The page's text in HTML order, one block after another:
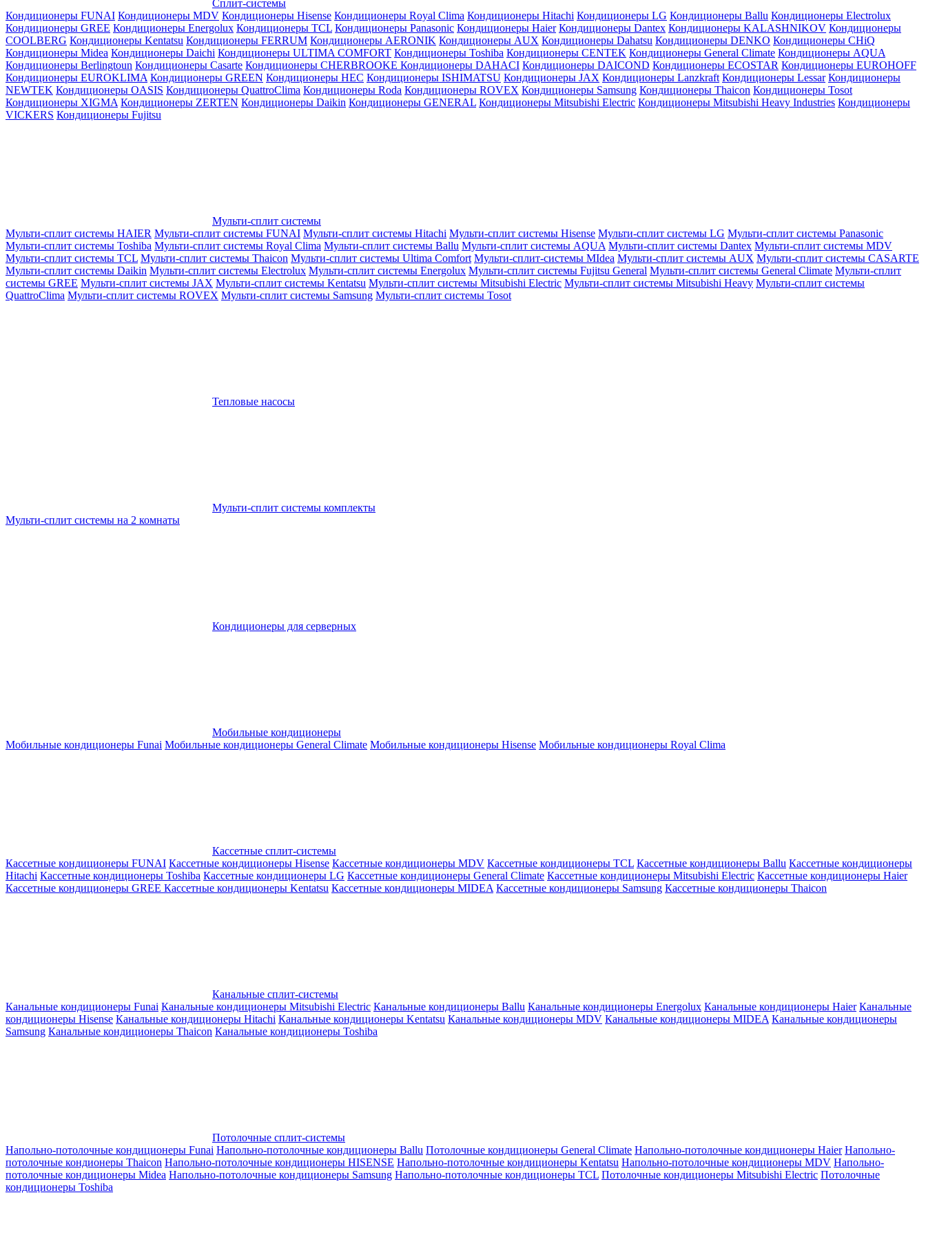
Сплит-системы
Кондиционеры FUNAI Кондиционеры MDV Кондиционеры Hisense Кондиционеры Royal Clima Кондиционеры Hitachi Кондиционеры LG Кондиционеры Ballu Кондиционеры Electrolux
Кондиционеры GREE Кондиционеры Energolux Кондиционеры TCL Кондиционеры Panasonic Кондиционеры Haier Кондиционеры Dantex Кондиционеры KALASHNIKOV Кондиционеры
СOOLBERG Кондиционеры Kentatsu Кондиционеры FERRUM Кондиционеры AERONIK Кондиционеры AUX Кондиционеры Dahatsu Кондиционеры DENKO Кондиционеры CHiQ
Кондиционеры Midea Кондиционеры Daichi Кондиционеры ULTIMA COMFORT Кондиционеры Toshiba Кондиционеры CENTEK Кондиционеры General Climate Кондиционеры AQUA
Кондиционеры Berlingtoun Кондиционеры Casarte Кондиционеры CHERBROOKE Кондиционеры DAHACI Кондиционеры DAICOND Кондиционеры ECOSTAR Кондиционеры EUROHOFF
Кондиционеры EUROKLIMA Кондиционеры GREEN Кондиционеры HEC Кондиционеры ISHIMATSU Кондиционеры JAX Кондиционеры Lanzkraft Кондиционеры Lessar Кондиционеры
NEWTEK Кондиционеры OASIS Кондиционеры QuattroClima Кондиционеры Roda Кондиционеры ROVEX Кондиционеры Samsung Кондиционеры Thaicon Кондиционеры Tosot
Кондиционеры XIGMA Кондиционеры ZERTEN Кондиционеры Daikin Кондиционеры GENERAL Кондиционеры Mitsubishi Electric Кондиционеры Mitsubishi Heavy Industries Кондиционеры
VICKERS Кондиционеры Fujitsu
Мульти-сплит системы
Мульти-сплит системы HAIER Мульти-сплит системы FUNAI Мульти-сплит системы Hitachi Мульти-сплит системы Hisense Мульти-сплит системы LG Мульти-сплит системы Panasonic
Мульти-сплит системы Toshiba Мульти-сплит системы Royal Clima Мульти-сплит системы Ballu Мульти-сплит системы AQUA Мульти-сплит системы Dantex Мульти-сплит системы MDV
Мульти-сплит системы TCL Мульти-сплит системы Thaicon Мульти-сплит системы Ultima Comfort Мульти-сплит-системы MIdea Мульти-сплит системы AUX Мульти-сплит системы CASARTE
Мульти-сплит системы Daikin Мульти-сплит системы Electrolux Мульти-сплит системы Energolux Мульти-сплит системы Fujitsu General Мульти-сплит системы General Climate Мульти-сплит
системы GREE Мульти-сплит системы JAX Мульти-сплит системы Kentatsu Мульти-сплит системы Mitsubishi Electric Мульти-сплит системы Mitsubishi Heavy Мульти-сплит системы
QuattroClima Мульти-сплит системы ROVEX Мульти-сплит системы Samsung Мульти-сплит системы Tosot
Тепловые насосы
Мульти-сплит системы комплекты
Мульти-сплит системы на 2 комнаты
Кондиционеры для серверных
Мобильные кондиционеры
Мобильные кондиционеры Funai Мобильные кондиционеры General Climate Мобильные кондиционеры Hisense Мобильные кондиционеры Royal Clima
Кассетные сплит-системы
Кассетные кондиционеры FUNAI Кассетные кондиционеры Hisense Кассетные кондиционеры MDV Кассетные кондиционеры TCL Кассетные кондиционеры Ballu Кассетные кондиционеры
Hitachi Кассетные кондиционеры Toshiba Кассетные кондиционеры LG Кассетные кондиционеры General Climate Кассетные кондиционеры Mitsubishi Electric Кассетные кондиционеры Haier
Кассетные кондиционеры GREE Кассетные кондиционеры Kentatsu Кассетные кондиционеры MIDEA Кассетные кондиционеры Samsung Кассетные кондиционеры Thaicon
Канальные сплит-системы
Канальные кондиционеры Funai Канальные кондиционеры Mitsubishi Electric Канальные кондиционеры Ballu Канальные кондиционеры Energolux Канальные кондиционеры Haier Канальные
кондиционеры Hisense Канальные кондиционеры Hitachi Канальные кондиционеры Kentatsu Канальные кондиционеры MDV Канальные кондиционеры MIDEA Канальные кондиционеры
Samsung Канальные кондиционеры Thaicon Канальные кондиционеры Toshiba
Потолочные сплит-системы
Напольно-потолочные кондиционеры Funai Напольно-потолочные кондиционеры Ballu Потолочные кондиционеры General Climate Напольно-потолочные кондиционеры Haier Напольно-
потолочные кондионеры Thaicon Напольно-потолочные кондиционеры HISENSE Напольно-потолочные кондиционеры Kentatsu Напольно-потолочные кондиционеры MDV Напольно-
потолочные кондиционеры Midea Напольно-потолочные кондиционеры Samsung Напольно-потолочные кондиционеры TCL Потолочные кондиционеры Mitsubishi Electric Потолочные
кондиционеры Toshiba